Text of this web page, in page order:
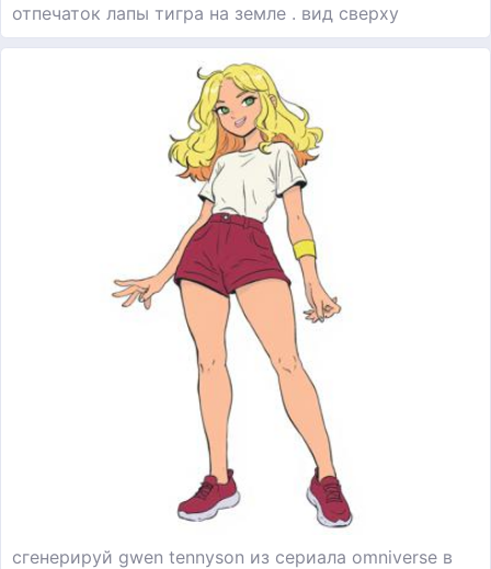
отпечаток лапы тигра на земле . вид сверху
сгенерируй gwen tennyson из сериала omniverse в